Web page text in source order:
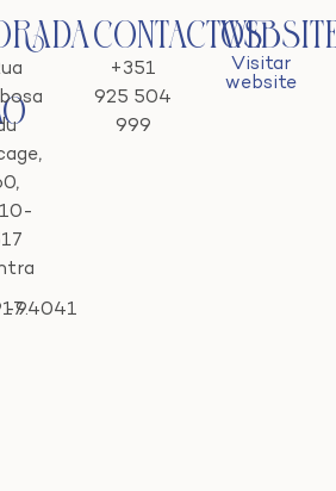
-9.4041
Contactos
+351
925 504
999
Visitar
website